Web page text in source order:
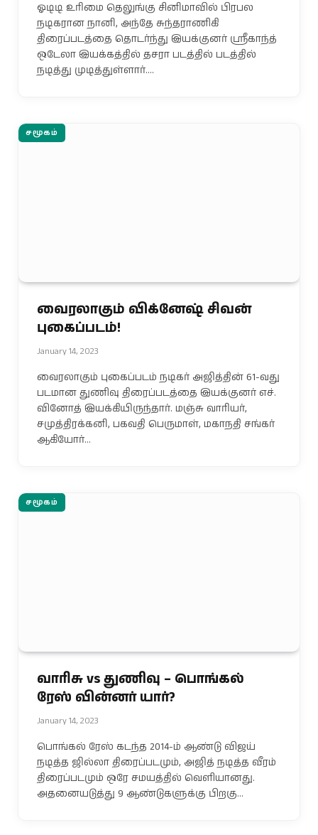
ஓடிடி உரிமை தெலுங்கு சினிமாவில் பிரபல
நடிகரான நானி, அந்தே சுந்தராணிகி
திரைப்படத்தை தொடர்ந்து இயக்குனர் ஸ்ரீகாந்த்
ஒடேலா இயக்கத்தில் தசரா படத்தில் படத்தில்
நடித்து முடித்துள்ளார்.…
சமூகம்
வைரலாகும் விக்னேஷ் சிவன்
புகைப்படம்!
January 14, 2023
வைரலாகும் புகைப்படம் நடிகர் அஜித்தின் 61-வது
படமான துணிவு திரைப்படத்தை இயக்குனர் எச்.
வினோத் இயக்கியிருந்தார். மஞ்சு வாரியர்,
சமுத்திரக்கனி, பகவதி பெருமாள், மகாநதி சங்கர்
ஆகியோர்…
சமூகம்
வாரிசு vs துணிவு – பொங்கல்
ரேஸ் வின்னர் யார்?
January 14, 2023
பொங்கல் ரேஸ் கடந்த 2014-ம் ஆண்டு விஜய்
நடித்த ஜில்லா திரைப்படமும், அஜித் நடித்த வீரம்
திரைப்படமும் ஒரே சமயத்தில் வெளியானது.
அதனையடுத்து 9 ஆண்டுகளுக்கு பிறகு…